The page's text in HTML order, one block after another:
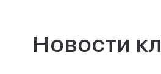
Новости